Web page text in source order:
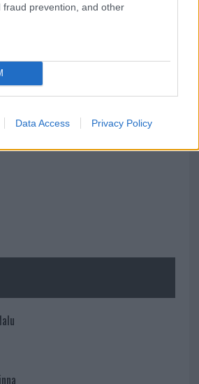
fraud prevention, and other
Data Access Privacy Policy
ospita la grande sfida della vela
all’aeroporto di Olbia, sequestrati
sabbia rubata